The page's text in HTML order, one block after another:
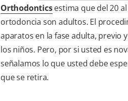
Orthodonticsestima que del 20
ortodoncia son adultos. El
aparatos en la fase adulta, previo
los niños. Pero, por si usted es
señalamos lo que usted debe
que se retira.